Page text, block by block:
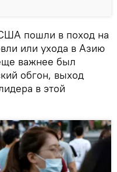
пошли в поход на
или ухода в Азию
важнее был
обгон, выход
в этой